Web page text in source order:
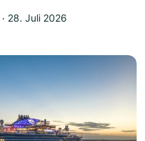
‧ 28. Juli 2026